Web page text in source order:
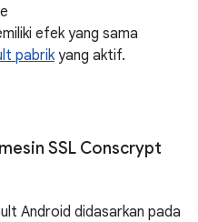
efek yang sama
pabrikyang aktif.
SSL Conscrypt
Android didasarkan pada